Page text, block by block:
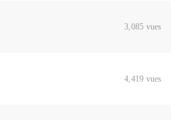
3,085 vues
4,419 vues